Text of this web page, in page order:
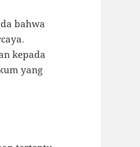
bahwa
kepada
yang